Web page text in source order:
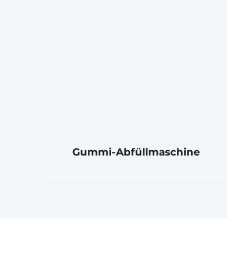
Gummi-Abfüllmaschine